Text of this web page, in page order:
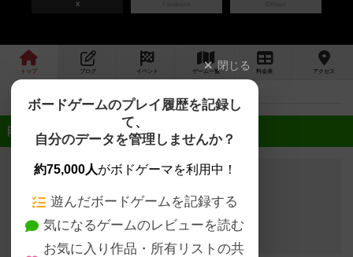
X
トップ ブログ イベント ゲーム一覧 料金 表 アクセス
近日開催予定のイベント
開催予定のイベントはありません
閉じる
ボードゲームのプレイ履歴を記録し
て、
自分のデータを管理しませんか？
約75,000人がボドゲーマを利用中！
遊んだボードゲームを記録する
気になるゲームのレビューを読む
お気に入り作品・所有リストの共